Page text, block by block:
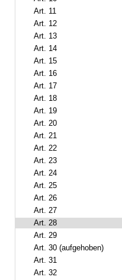
Art. 11
Art. 12
Art. 13
Art. 14
Art. 15
Art. 16
Art. 17
Art. 18
Art. 19
Art. 20
Art. 21
Art. 22
Art. 23
Art. 24
Art. 25
Art. 26
Art. 27
Art. 28
Art. 29
Art. 30 (aufgehoben)
Art. 31
Art. 32